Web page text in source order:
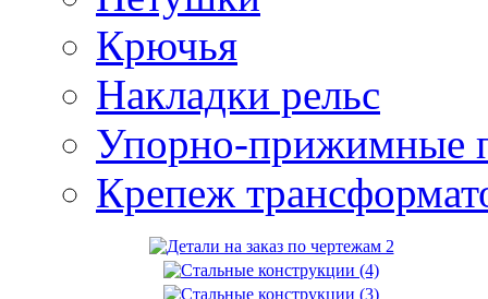
Крючья
Накладки рельс
Упорно-прижимные
Крепеж